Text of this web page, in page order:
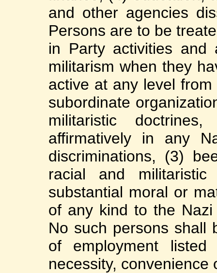
and other agencies
Persons are to be
in Party activities and
militarism when they
active at any level
subordinate
militaristic
affirmatively in any
discriminations, (3)
racial and
substantial moral or
of any kind to the
No such persons shall
of employment listed
necessity, convenience